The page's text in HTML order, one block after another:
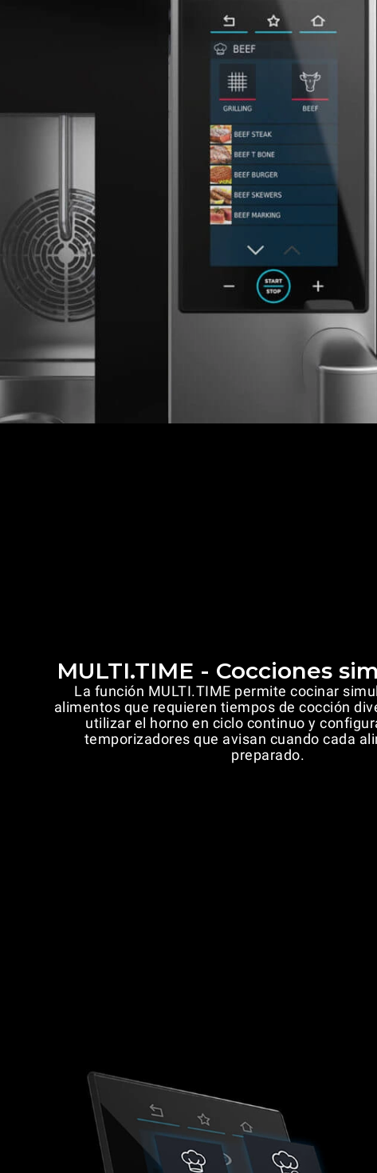
MULTI.TIME - Cocciones
La función MULTI.TIME permite cocinar
alimentos que requieren tiempos de cocción
utilizar el horno en ciclo continuo y
temporizadores que avisan cuando cada
preparado.